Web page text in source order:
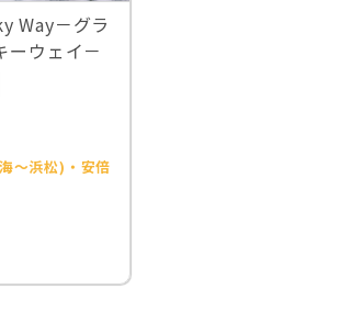
Way－グラ
ーウェイ－
～浜松)・安倍